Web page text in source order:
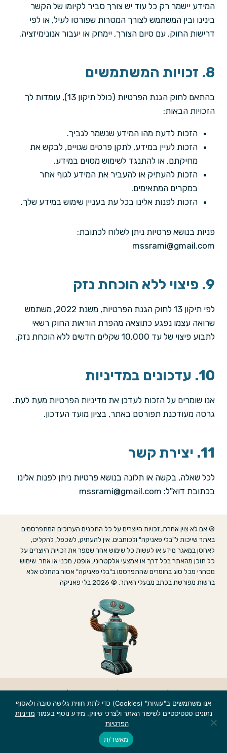
המידע יישמר רק כל עוד יש צורך סביר לקיומו של הקשר
בינינו ובין המשתמש לצורך המטרות שפורטו לעיל, או לפי
דרישות החוק. עם סיום הצורך, יימחק או יעבור אנונימיזציה.
8. זכויות המשתמשים
בהתאם לחוק הגנת הפרטיות (כולל תיקון 13), עומדות לך
הזכויות הבאות:
הזכות לדעת מהו המידע שנשמר לגביך.
הזכות לעיין במידע, לתקן פרטים שגויים, לבקש את
מחיקתם, או להתנגד לשימוש מסוים במידע.
הזכות להעתיק או להעביר את המידע לגוף אחר
במקרים המתאימים.
הזכות לפנות אלינו בכל עת בעניין שימוש במידע שלך.
פניות בנושא פרטיות ניתן לשלוח לכתובת:
mssrami@gmail.com
9. פיצוי ללא הוכחת נזק
לפי תיקון 13 לחוק הגנת הפרטיות, משנת 2022, משתמש
שרואה עצמו נפגע כתוצאה מהפרת הוראות החוק רשאי
לתבוע פיצוי של עד 10,000 שקלים חדשים ללא הוכחת נזק.
10. עדכונים במדיניות
אנו שומרים על הזכות לעדכן את מדיניות הפרטיות מעת לעת.
גרסה מעודכנת תפורסם באתר, בציון מועד העדכון.
11. יצירת קשר
לכל שאלה, בקשה או תלונה בנושא פרטיות ניתן לפנות אלינו
בכתובת דוא"ל: mssrami@gmail.com
© אם לא צוין אחרת, זכויות היוצרים על כל התכנים הערוכים המתפרסמים
באתר שייכות ל"בלי פאניקה" ולכותבים. אין להעתיק, לשכפל, להקליט,
לאחסן במאגר מידע או לעשות כל שימוש אחר שמפר את זכויות היוצרים על
כל תוכן מהאתר בכל דרך או אמצעי אלקטרוני, אופטי, מכני או אחר. שימוש
מסחרי מכל סוג בחומרים שהתפרסמו ב"בלי פאניקה" אסור בהחלט אלא
ברשות מפורשת בכתב מבעלי האתר. © 2026 בלי פאניקה
אנו משתמשים ב"עוגיות" (Cookies) כדי לתת חווית גלישה טובה ולאסוף
נתונים סטטיסטיים לשיפור האתר ולצרכי שיווק. מידע נוסף בעמוד מדיניות
הפרטיות
מאשר/ת